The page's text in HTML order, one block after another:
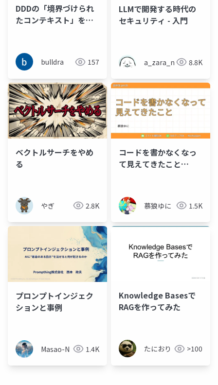
DDDの「境界づけられ
たコンテキスト」をヒ
Agent の記憶と忘却を
コンテキストンジニア
リングする
bulldra 157
LLMで開発する時代の
セキュリティ - 入門
a_zara_n 8.8K
ベクトルサーチをやめ
る
やぎ 2.8K
コードを書かなくなっ
て見えてきたこと
慕狼ゆに 1.5K
プロンプトインジェク
ションと事例
Masao-N 1.4K
Knowledge Basesで
RAGを作ってみた
たにおり >100